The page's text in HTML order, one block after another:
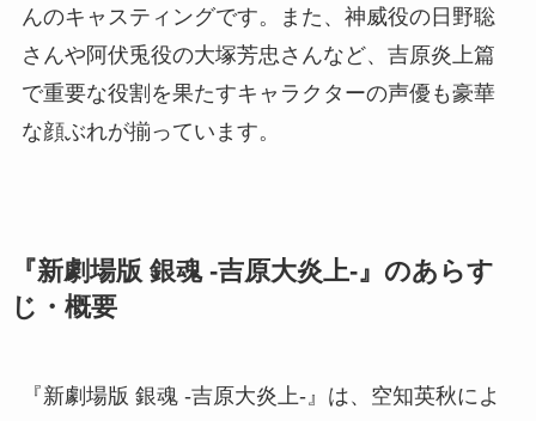
んのキャスティングです。また、神威役の日野聡
さんや阿伏兎役の大塚芳忠さんなど、吉原炎上篇
で重要な役割を果たすキャラクターの声優も豪華
な顔ぶれが揃っています。
『新劇場版 銀魂 -吉原大炎上-』のあらす
じ・概要
『新劇場版 銀魂 -吉原大炎上-』は、空知英秋によ